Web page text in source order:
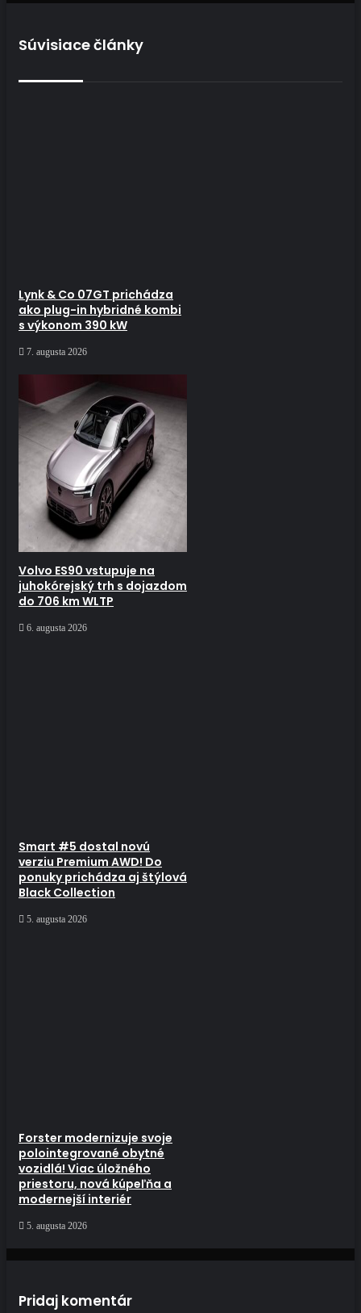
Súvisiace články
Lynk & Co 07GT prichádza
ako plug-in hybridné kombi
s výkonom 390 kW
7. augusta 2026
Volvo ES90 vstupuje na
juhokórejský trh s dojazdom
do 706 km WLTP
6. augusta 2026
Smart #5 dostal novú
verziu Premium AWD! Do
ponuky prichádza aj štýlová
Black Collection
5. augusta 2026
Forster modernizuje svoje
polointegrované obytné
vozidlá! Viac úložného
priestoru, nová kúpeľňa a
modernejší interiér
5. augusta 2026
Pridaj komentár